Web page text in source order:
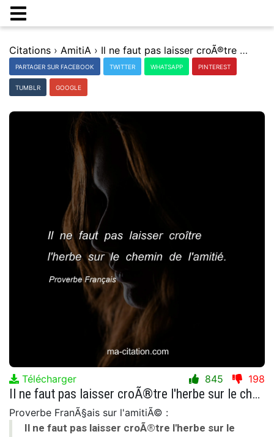
Citations › AmitiA › Il ne faut pas laisser croÃ®tre l'herbe sur le chemin de l'amitiÃ©.
PARTAGER SUR FACEBOOK TWITTER WHATSAPP PINTEREST
TUMBLR GOOGLE
Télécharger 845 198
Il ne faut pas laisser croÃ®tre l'herbe sur le chemin de l'amitiÃ©.
Proverbe FranÃ§ais sur l'amitiÃ© :
Il ne faut pas laisser croÃ®tre l'herbe sur le